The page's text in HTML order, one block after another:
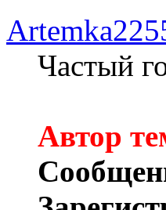
Частый
Автор